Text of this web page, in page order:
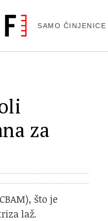
SAMO ČINJENICE
za
što je
laž.